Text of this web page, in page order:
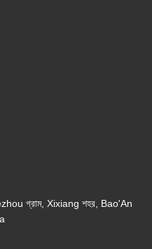
গ্রাম, Xixiang শহর, Bao'An